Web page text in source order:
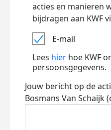
acties en manieren
bijdragen aan KWF
E-mail
Lees hier hoe KWF
persoonsgegevens.
Jouw bericht op de
Bosmans Van Schaijk